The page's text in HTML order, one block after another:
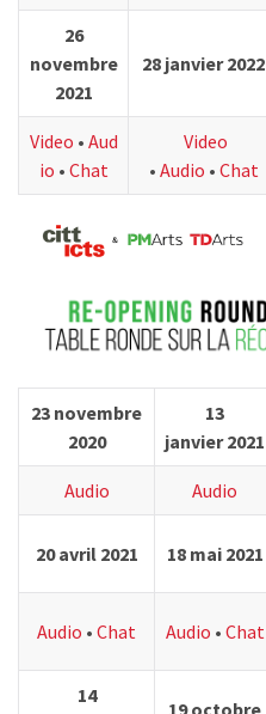
26
novembre
2021
28 janvier 2022
Video • Aud
io • Chat
Video
• Audio • Chat
23 novembre
2020
13
janvier 2021
Audio Audio
20 avril 2021 18 mai 2021
Audio • Chat Audio • Chat
14